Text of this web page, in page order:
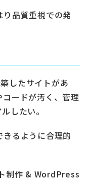
品質重視での発
したサイトがあ
ードが汚く、管理
したい。
るように合理的
制作 & WordPress